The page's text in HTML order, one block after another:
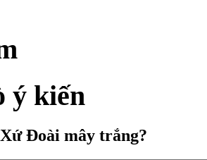
ý kiến
Đoài mây trắng?